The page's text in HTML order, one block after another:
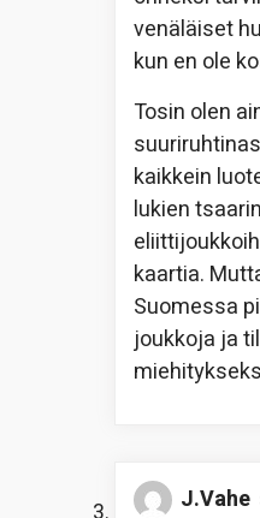
venäläiset
kun en ole
Tosin olen
kaikkein
lukien
kaartia.
Suomessa
joukkoja ja
J.Vahe